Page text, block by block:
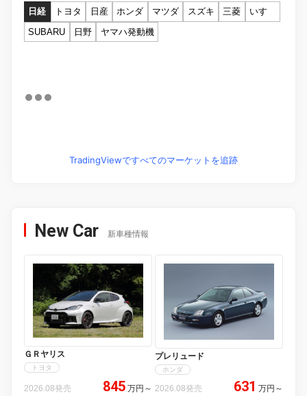
日経 トヨタ 日産 ホンダ マツダ スズキ 三菱
いすゞ
SUBARU
日野 ヤマハ発動機
TradingViewですべてのマーケットを追跡
New Car 新車種情報
ＧＲヤリス
トヨタ
2026.08発売 845 万円 ～
プレリュード
ホンダ
2026.08発売 631 万円 ～